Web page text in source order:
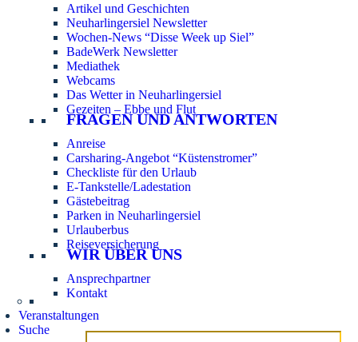
Artikel und Geschichten
Neuharlingersiel Newsletter
Wochen-News “Disse Week up Siel”
BadeWerk Newsletter
Mediathek
Webcams
Das Wetter in Neuharlingersiel
Gezeiten – Ebbe und Flut
FRAGEN UND ANTWORTEN
Anreise
Carsharing-Angebot “Küstenstromer”
Checkliste für den Urlaub
E-Tankstelle/Ladestation
Gästebeitrag
Parken in Neuharlingersiel
Urlauberbus
Reiseversicherung
WIR ÜBER UNS
Ansprechpartner
Kontakt
Veranstaltungen
Suche